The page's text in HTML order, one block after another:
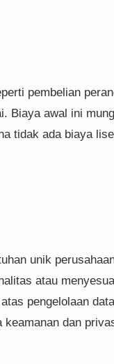
pembelian
Biaya awal ini
tidak ada biaya
unik
atau
pengelolaan
dan